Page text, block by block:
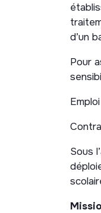
d’un
Pour
Sous